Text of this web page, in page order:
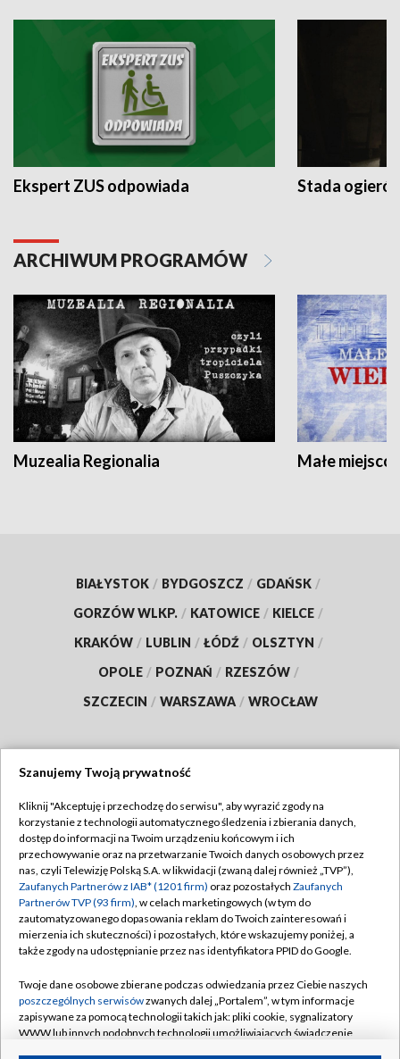
Ekspert ZUS odpowiada Stada
ARCHIWUM PROGRAMÓW
Muzealia Regionalia Małe
BIAŁYSTOK / BYDGOSZCZ / GDAŃSK /
GORZÓW WLKP. / KATOWICE / KIELCE /
KRAKÓW / LUBLIN / ŁÓDŹ / OLSZTYN /
OPOLE / POZNAŃ / RZESZÓW /
SZCZECIN / WARSZAWA / WROCŁAW
TVP
Abonament TVP
Emisja w TVP
Centrum informacji TVP
Naziemna Telewizja Cyfrowa
Rada Programowa
System NOS
Informacje o nadawcy
Regulamin TVP
Polityka prywatności
Moje zgody
Pomoc
Kontakt
Szanujemy Twoją prywatność
Kliknij "Akceptuję i przechodzę do serwisu", aby wyrazić zgody na
korzystanie z technologii automatycznego śledzenia i zbierania danych,
dostęp do informacji na Twoim urządzeniu końcowym i ich
przechowywanie oraz na przetwarzanie Twoich danych osobowych przez
nas, czyli Telewizję Polską S.A. w likwidacji (zwaną dalej również „TVP”),
Zaufanych Partnerów z IAB* (1201 firm) oraz pozostałych Zaufanych
Partnerów TVP (93 firm), w celach marketingowych (w tym do
zautomatyzowanego dopasowania reklam do Twoich zainteresowań i
mierzenia ich skuteczności) i pozostałych, które wskazujemy poniżej, a
także zgody na udostępnianie przez nas identyfikatora PPID do Google.
Twoje dane osobowe zbierane podczas odwiedzania przez Ciebie naszych
poszczególnych serwisówzwanych dalej „Portalem”, w tym informacje
zapisywane za pomocą technologii takich jak: pliki cookie, sygnalizatory
WWW lub innych podobnych technologii umożliwiających świadczenie